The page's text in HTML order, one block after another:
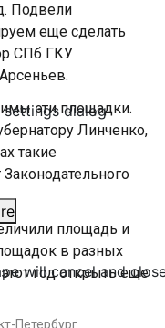
settings dialog
will cancel and
Подвели
еще сделать
СПб ГКУ
эти площадки.
Линченко,
такие
площадь и
в разных
год открыть еще
Петербург